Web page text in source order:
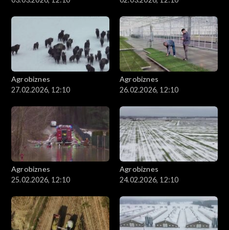
Agrobiznes
27.02.2026, 12:10
Agrobiznes
26.02.2026, 12:10
Agrobiznes
25.02.2026, 12:10
Agrobiznes
24.02.2026, 12:10